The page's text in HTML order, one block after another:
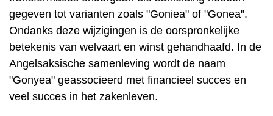
gegeven tot varianten zoals "Goniea" of "Gonea".
Ondanks deze wijzigingen is de oorspronkelijke
betekenis van welvaart en winst gehandhaafd. In de
Angelsaksische samenleving wordt de naam
"Gonyea" geassocieerd met financieel succes en
veel succes in het zakenleven.